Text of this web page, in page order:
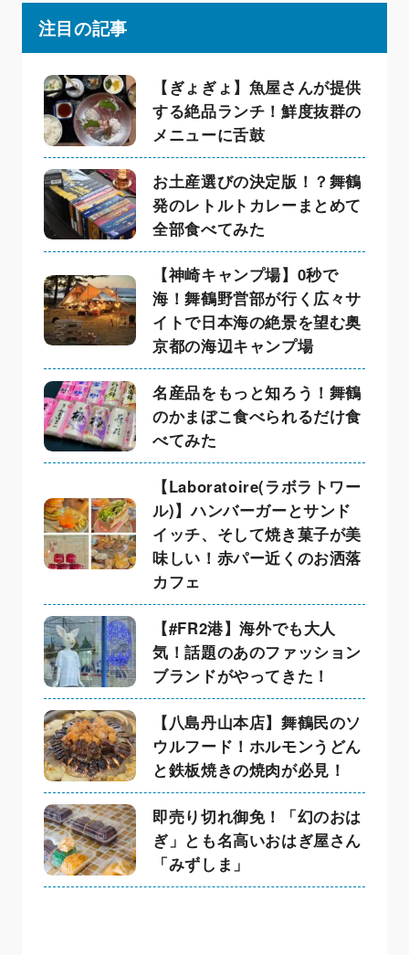
注目の記事
【ぎょぎょ】魚屋さんが提供
する絶品ランチ！鮮度抜群の
メニューに舌鼓
お土産選びの決定版！？舞鶴
発のレトルトカレーまとめて
全部食べてみた
【神崎キャンプ場】0秒で
海！舞鶴野営部が行く広々サ
イトで日本海の絶景を望む奥
京都の海辺キャンプ場
名産品をもっと知ろう！舞鶴
のかまぼこ食べられるだけ食
べてみた
【Laboratoire(ラボラトワー
ル)】ハンバーガーとサンド
イッチ、そして焼き菓子が美
味しい！赤パー近くのお洒落
カフェ
【#FR2港】海外でも大人
気！話題のあのファッション
ブランドがやってきた！
【八島丹山本店】舞鶴民のソ
ウルフード！ホルモンうどん
と鉄板焼きの焼肉が必見！
即売り切れ御免！「幻のおは
ぎ」とも名高いおはぎ屋さん
「みずしま」